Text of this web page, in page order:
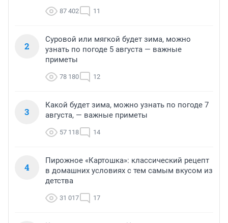
87 402 11
2
Суровой или мягкой будет зима, можно
узнать по погоде 5 августа — важные
приметы
78 180 12
3
Какой будет зима, можно узнать по погоде 7
августа, — важные приметы
57 118 14
4
Пирожное «Картошка»: классический рецепт
в домашних условиях с тем самым вкусом из
детства
31 017 17